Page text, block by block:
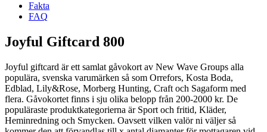
Fakta
FAQ
Joyful Giftcard 800
Joyful giftcard är ett samlat gåvokort av New Wave Groups alla
populära, svenska varumärken så som Orrefors, Kosta Boda,
Edblad, Lily&Rose, Morberg Hunting, Craft och Sagaform med
flera. Gåvokortet finns i sju olika belopp från 200-2000 kr. De
populäraste produktkategorierna är Sport och fritid, Kläder,
Heminredning och Smycken. Oavsett vilken valör ni väljer så